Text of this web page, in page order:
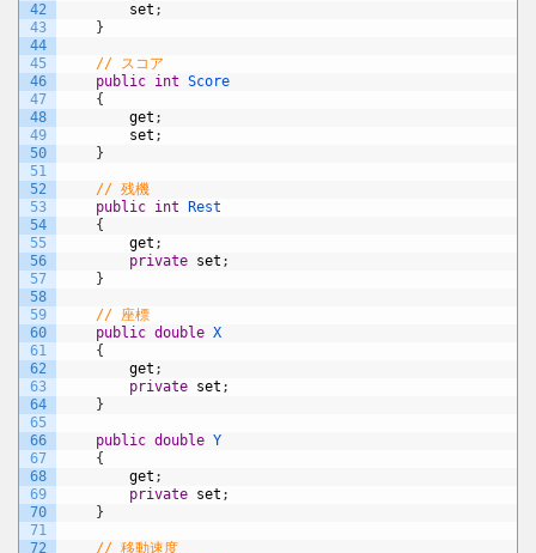
42
43
44
45
46
47
48
49
50
51
52
53
54
55
56
57
58
59
60
61
62
63
64
65
66
67
68
69
70
71
72
set ;
}
// スコア
public int Score
{
get ;
set ;
}
// 残機
public int
Rest
{
get ;
private set ;
}
// 座標
public double X
{
get ;
private set ;
}
public double Y
{
get ;
private set ;
}
// 移動速度